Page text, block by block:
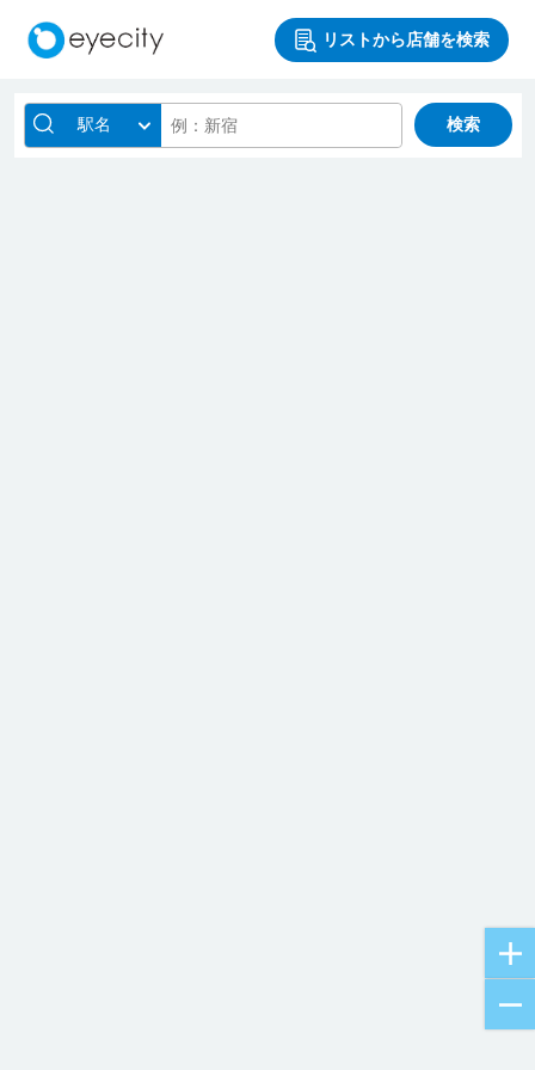
リストから店舗を検索
駅名 検索